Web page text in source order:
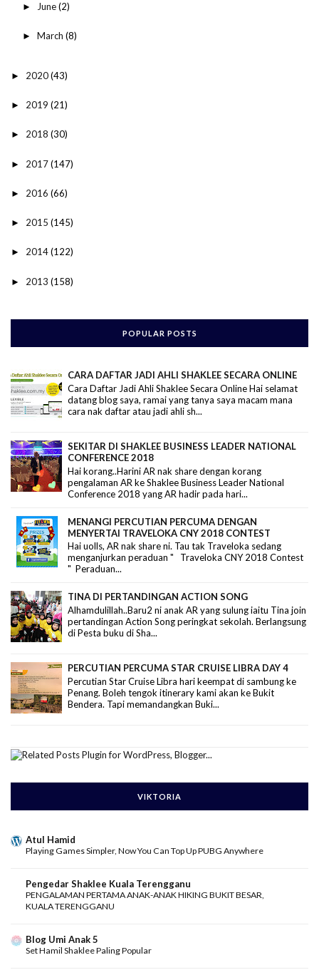
► June(2)
► March (8)
► 2020(43)
► 2019 (21)
► 2018 (30)
► 2017(147)
► 2016 (66)
► 2015 (145)
► 2014(122)
► 2013 (158)
POPULAR POSTS
CARA DAFTAR JADI AHLI SHAKLEE SECARA ONLINE
Cara Daftar Jadi Ahli Shaklee Secara Online Hai selamat
datang blog saya, ramai yang tanya saya macam mana
cara nak daftar atau jadi ahli sh...
SEKITAR DI SHAKLEE BUSINESS LEADER NATIONAL
CONFERENCE 2018
Hai korang..Harini AR nak share dengan korang
pengalaman AR ke Shaklee Business Leader National
Conference 2018 yang AR hadir pada hari...
MENANGI PERCUTIAN PERCUMA DENGAN
MENYERTAI TRAVELOKA CNY 2018 CONTEST
Hai uolls, AR nak share ni. Tau tak Traveloka sedang
menganjurkan peraduan " Traveloka CNY 2018 Contest
" Peraduan...
TINA DI PERTANDINGAN ACTION SONG
Alhamdulillah..Baru2 ni anak AR yang sulung iaitu Tina join
pertandingan Action Song peringkat sekolah. Berlangsung
di Pesta buku di Sha...
PERCUTIAN PERCUMA STAR CRUISE LIBRA DAY 4
Percutian Star Cruise Libra hari keempat di sambung ke
Penang. Boleh tengok itinerary kami akan ke Bukit
Bendera. Tapi memandangkan Buki...
VIKTORIA
Atul Hamid
Playing Games Simpler, Now You Can Top Up PUBG Anywhere
Pengedar Shaklee Kuala Terengganu
PENGALAMAN PERTAMA ANAK-ANAK HIKING BUKIT BESAR,
KUALA TERENGGANU
Blog Umi Anak 5
Set Hamil Shaklee Paling Popular